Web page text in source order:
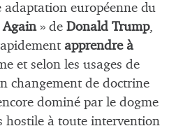
adaptation européenne du
Again» de Donald Trump,
apprendre à
et selon les usages de
changement de doctrine
dominé par le dogme
hostile à toute intervention